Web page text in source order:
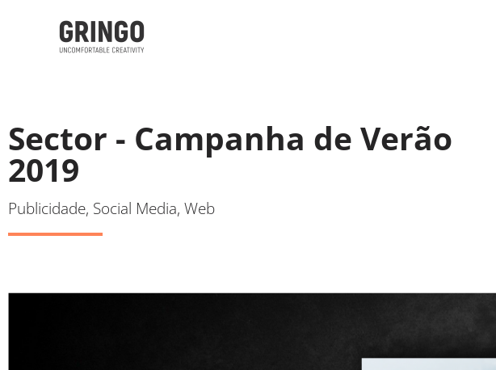
Sector - Campanha de Verão
2019
Publicidade, Social Media, Web